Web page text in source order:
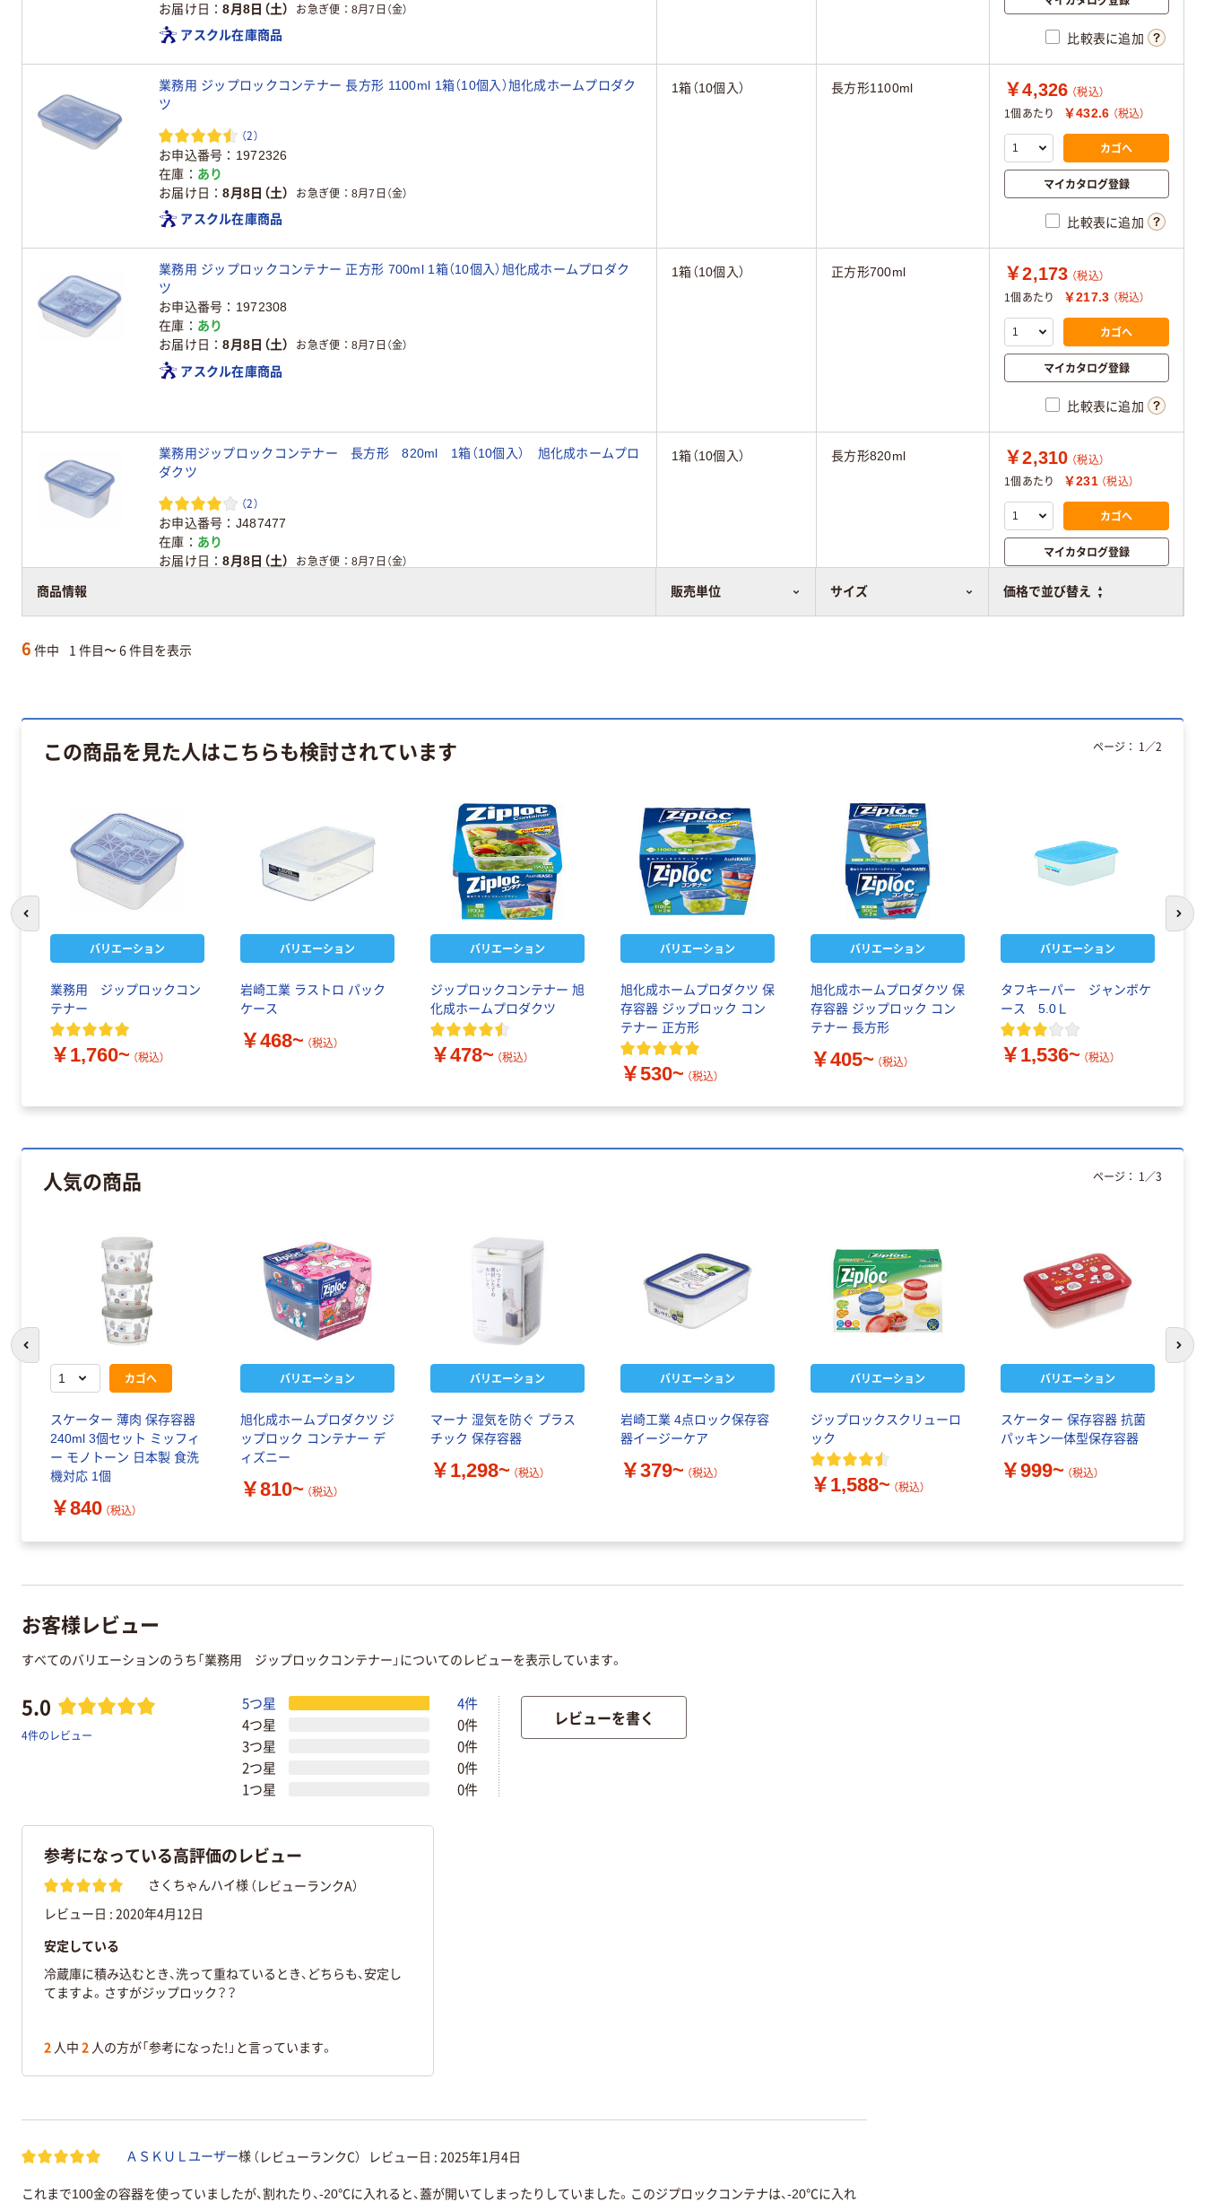
商品情報 販売単位 サイズ 価格で並び替え
お届け日
8月8日（土） お急ぎ便 8月7日（金）
アスクル在庫商品 比較表に追加
業務用 ジップロックコンテナー 長方形 1100ml 1箱（10個入）旭化成ホームプロダク
ツ
（2）
お申込番号
1972326
在庫
あり
お届け日
8月8日（土） お急ぎ便 8月7日（金）
アスクル在庫商品
1箱（10個入） 長方形1100ml ￥4,326 （税込）
1個あたり
￥432.6 （税込）
カゴへ
マイカタログ登録
比較表に追加
業務用 ジップロックコンテナー 正方形 700ml 1箱（10個入）旭化成ホームプロダク
ツ
お申込番号
1972308
在庫
あり
お届け日
8月8日（土） お急ぎ便 8月7日（金）
アスクル在庫商品
1箱（10個入） 正方形700ml ￥2,173 （税込）
1個あたり
￥217.3 （税込）
カゴへ
マイカタログ登録
比較表に追加
業務用ジップロックコンテナー 長方形 820ml 1箱（10個入） 旭化成ホームプロ
ダクツ
（2）
お申込番号
J487477
在庫
あり
お届け日
8月8日（土） お急ぎ便 8月7日（金）
1箱（10個入） 長方形820ml ￥2,310 （税込）
1個あたり
￥231 （税込）
カゴへ
マイカタログ登録
比較表に追加
6 件中 1 件目〜 6 件目を表示
この商品を見た人はこちらも検討されています
バリエーション
業務用 ジップロックコン
テナー
￥1,760~ （税込）
バリエーション
岩崎工業 ラストロ パック
ケース
￥468~ （税込）
バリエーション
ジップロックコンテナー 旭
化成ホームプロダクツ
￥478~ （税込）
バリエーション
旭化成ホームプロダクツ 保
存容器 ジップロック コン
テナー 正方形
￥530~ （税込）
バリエーション
旭化成ホームプロダクツ 保
存容器 ジップロック コン
テナー 長方形
￥405~ （税込）
バリエーション
タフキーパー ジャンボケ
ース 5.0Ｌ
￥1,536~ （税込）
ページ： 1 ／2
前のスライドへ 次
人気の商品
カゴへ
スケーター 薄肉 保存容器
240ml 3個セット ミッフィ
ー モノトーン 日本製 食洗
機対応 1個
￥840 （税込）
バリエーション
旭化成ホームプロダクツ ジ
ップロック コンテナー デ
ィズニー
￥810~ （税込）
バリエーション
マーナ 湿気を防ぐ プラス
チック 保存容器
￥1,298~ （税込）
バリエーション
岩崎工業 4点ロック保存容
器イージーケア
￥379~ （税込）
バリエーション
ジップロックスクリューロ
ック
￥1,588~ （税込）
バリエーション
スケーター 保存容器 抗菌
パッキン一体型保存容器
￥999~ （税込）
ページ： 1 ／3
次
お客様レビュー
すべてのバリエーションのうち「業務用 ジップロックコンテナー」についてのレビューを表示しています。
5.0
4件のレビュー
5つ星
4件
4つ星
0件
3つ星
0件
2つ星
0件
1つ星
0件
レビューを書く
参考になっている高評価のレビュー
さくちゃんハイ様 （レビューランクA）
レビュー日 : 2020年4月12日
安定している
冷蔵庫に積み込むとき、洗って重ねているとき、どちらも、安定し
てますよ。さすがジップロック？？
2 人中 2 人の方が「参考になった!」と言っています。
ＡＳＫＵＬユーザー様 （レビューランクC） レビュー日 : 2025年1月4日
これまで100金の容器を使っていましたが、割れたり、‐20℃に入れると、蓋が開いてしまったりしていました。このジプロックコンテナは、‐20℃に入れ